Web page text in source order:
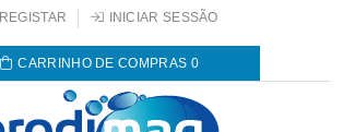
REGISTAR INICIAR SESSÃO
CARRINHO DE COMPRAS 0